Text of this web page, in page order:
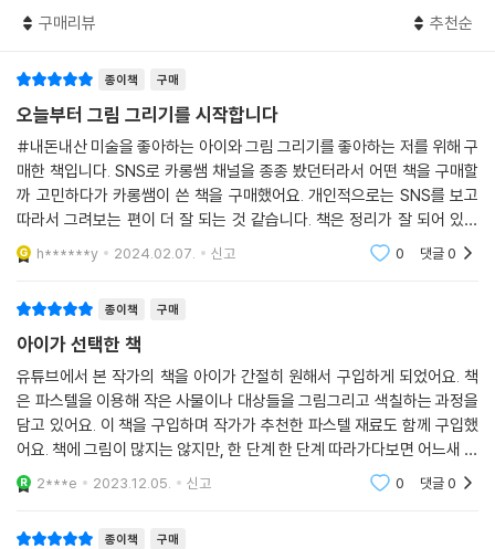
구매리뷰 추천순
종이책 구매
오늘부터 그림 그리기를 시작합니다
#내돈내산 미술을 좋아하는 아이와 그림 그리기를 좋아하는 저를 위해 구
매한 책입니다. SNS로 카롱쌤 채널을 종종 봤던터라서 어떤 책을 구매할
까 고민하다가 카롱쌤이 쓴 책을 구매했어요. 개인적으로는 SNS를 보고
따라서 그려보는 편이 더 잘 되는 것 같습니다. 책은 정리가 잘 되어 있는
데, 움직이지 않은 모습이라서 그런지 감이 잘 안 잡히더라구요,, 그래서
책을 사놓고 SNS
h******y 2024.02.07. 신고 0 댓글0
종이책 구매
아이가 선택한 책
유튜브에서 본 작가의 책을 아이가 간절히 원해서 구입하게 되었어요. 책
은 파스텔을 이용해 작은 사물이나 대상들을 그림그리고 색칠하는 과정을
담고 있어요. 이 책을 구입하며 작가가 추천한 파스텔 재료도 함께 구입했
어요. 책에 그림이 많지는 않지만, 한 단계 한 단계 따라가다보면 어느새 멋
진 그림이 완성되어요. 그렇게 몇 가지 책에 나온대로 따라 그리던 아이가,
어느새 자신
2***e 2023.12.05. 신고 0 댓글0
종이책 구매